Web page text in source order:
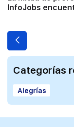
InfoJobs
Categorías
Alegrías